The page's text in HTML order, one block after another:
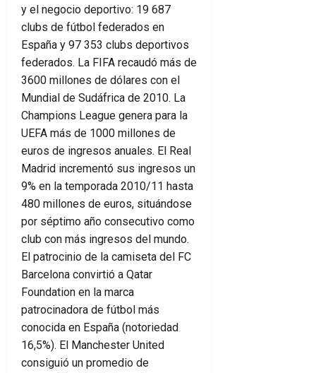
y el negocio deportivo: 19 687
clubs de fútbol federados en
España y 97 353 clubs deportivos
federados. La FIFA recaudó más de
3600 millones de dólares con el
Mundial de Sudáfrica de 2010. La
Champions League genera para la
UEFA más de 1000 millones de
euros de ingresos anuales. El Real
Madrid incrementó sus ingresos un
9% en la temporada 2010/11 hasta
480 millones de euros, situándose
por séptimo año consecutivo como
club con más ingresos del mundo.
El patrocinio de la camiseta del FC
Barcelona convirtió a Qatar
Foundation en la marca
patrocinadora de fútbol más
conocida en España (notoriedad
16,5%). El Manchester United
consiguió un promedio de